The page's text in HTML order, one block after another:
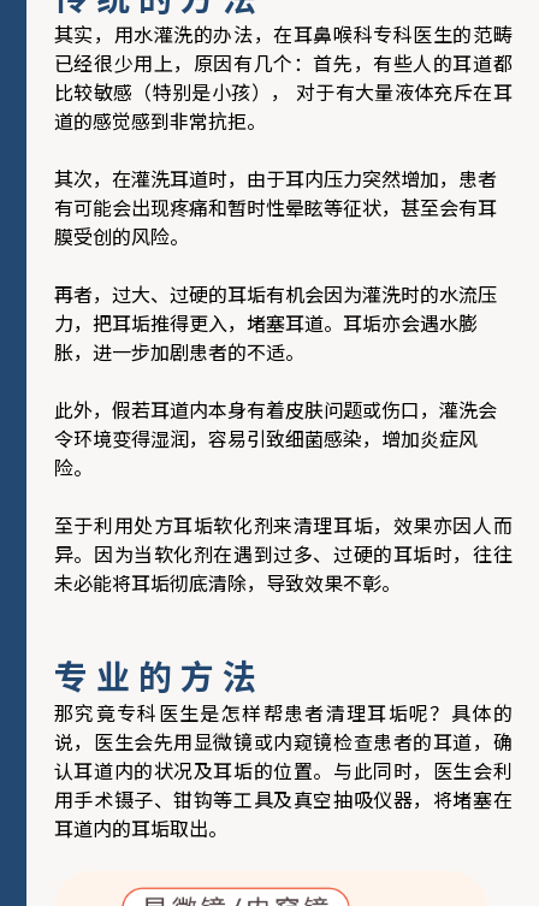
其实，用水灌洗的办法，在耳鼻喉科专科医生的范畴
已经很少用上，原因有几个：首先，有些人的耳道都
比较敏感（特别是小孩）， 对于有大量液体充斥在耳
道的感觉感到非常抗拒。
其次，在灌洗耳道时，由于耳内压力突然增加，患者
有可能会出现疼痛和暂时性晕眩等征状，甚至会有耳
膜受创的风险。
再者，过大、过硬的耳垢有机会因为灌洗时的水流压
力，把耳垢推得更入，堵塞耳道。耳垢亦会遇水膨
胀，进一步加剧患者的不适。
此外，假若耳道内本身有着皮肤问题或伤口，灌洗会
令环境变得湿润，容易引致细菌感染，增加炎症风
险。
至于利用处方耳垢软化剂来清理耳垢，效果亦因人而
异。因为当软化剂在遇到过多、过硬的耳垢时，往往
未必能将耳垢彻底清除，导致效果不彰。
专业的方法
那究竟专科医生是怎样帮患者清理耳垢呢？具体的
说，医生会先用显微镜或内窥镜检查患者的耳道，确
认耳道内的状况及耳垢的位置。与此同时，医生会利
用手术镊子、钳钩等工具及真空抽吸仪器，将堵塞在
耳道内的耳垢取出。